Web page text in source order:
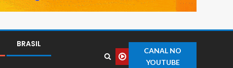
BRASIL
CANAL NO
YOUTUBE